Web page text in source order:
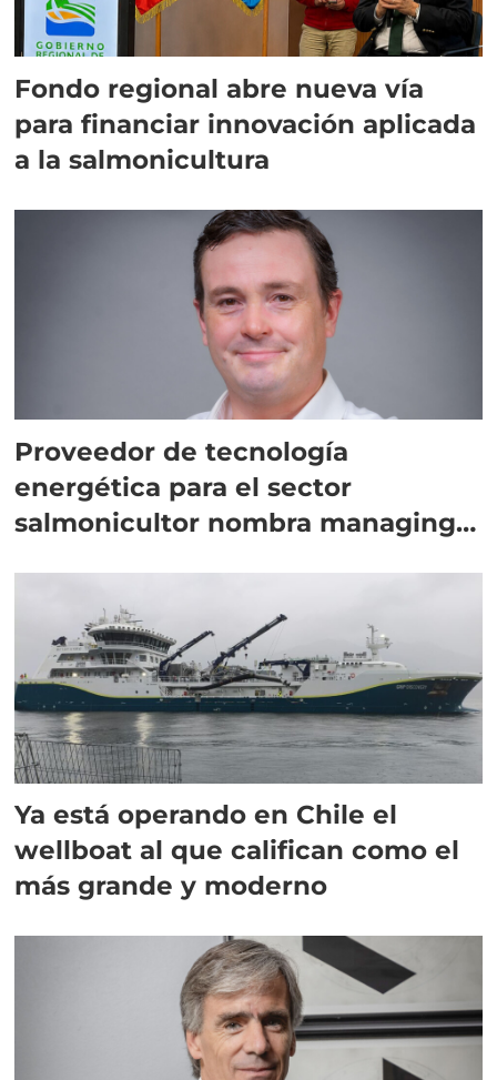
Fondo regional abre nueva vía
para financiar innovación aplicada
a la salmonicultura
Proveedor de tecnología
energética para el sector
salmonicultor nombra managing
Ya está operando en Chile el
wellboat al que califican como el
más grande y moderno